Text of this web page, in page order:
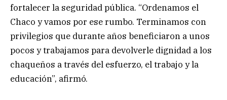
fortalecer la seguridad pública. “Ordenamos el
Chaco y vamos por ese rumbo. Terminamos con
privilegios que durante años beneficiaron a unos
pocos y trabajamos para devolverle dignidad a los
chaqueños a través del esfuerzo, el trabajo y la
educación”, afirmó.